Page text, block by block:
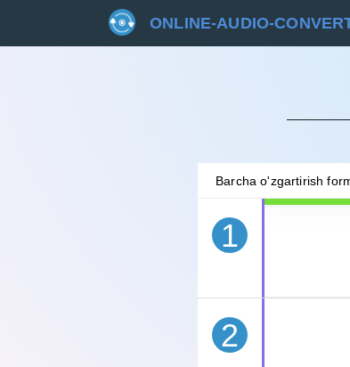
ONLINE-AUDIO-
Barcha o'zgartirish
1
2